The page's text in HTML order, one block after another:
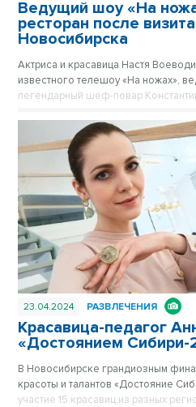
Ведущий шоу «На
ресторан после
Новосибирска
Актриса и красавица Настя
известного телешоу «На ножах»,
легендарный шеф-повар
23.04.2024 РАЗВЛЕЧЕНИЯ
Красавица-педагог
«Достоянием Сибири-
В Новосибирске грандиозным
красоты и талантов «Достояние
участие 15 красавиц из разных